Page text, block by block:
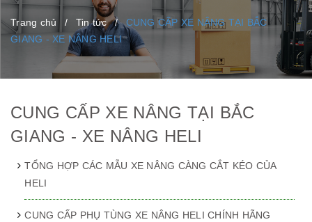
Trang chủ / Tin tức / CUNG CẤP XE NÂNG TẠI BẮC
GIANG - XE NÂNG HELI
CUNG CẤP XE NÂNG TẠI BẮC
GIANG - XE NÂNG HELI
TỔNG HỢP CÁC MẪU XE NÂNG CÀNG CẮT KÉO CỦA
HELI
CUNG CẤP PHỤ TÙNG XE NÂNG HELI CHÍNH HÃNG